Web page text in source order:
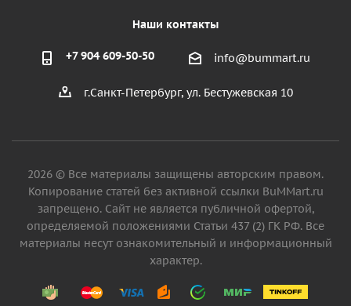
Наши контакты
+7 904 609-50-50 info@bummart.ru
г.Санкт-Петербург, ул. Бестужевская 10
2026 © Все материалы защищены авторским правом.
Копирование статей без активной ссылки BuMMart.ru
запрещено. Сайт не является публичной офертой,
определяемой положениями Статьи 437 (2) ГК РФ. Все
материалы несут ознакомительный и информационный
характер.